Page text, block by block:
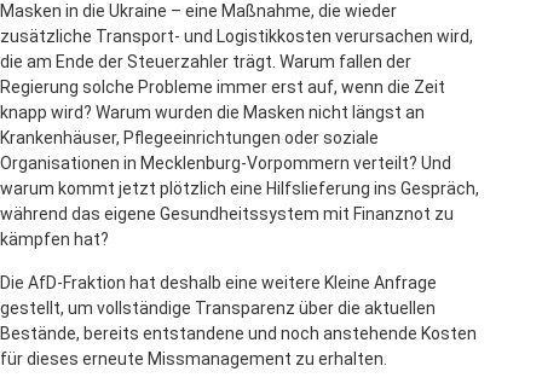
Masken in die Ukraine – eine Maßnahme, die wieder
zusätzliche Transport- und Logistikkosten verursachen wird,
die am Ende der Steuerzahler trägt. Warum fallen der
Regierung solche Probleme immer erst auf, wenn die Zeit
knapp wird? Warum wurden die Masken nicht längst an
Krankenhäuser, Pflegeeinrichtungen oder soziale
Organisationen in Mecklenburg-Vorpommern verteilt? Und
warum kommt jetzt plötzlich eine Hilfslieferung ins Gespräch,
während das eigene Gesundheitssystem mit Finanznot zu
kämpfen hat?
Die AfD-Fraktion hat deshalb eine weitere Kleine Anfrage
gestellt, um vollständige Transparenz über die aktuellen
Bestände, bereits entstandene und noch anstehende Kosten
für dieses erneute Missmanagement zu erhalten.